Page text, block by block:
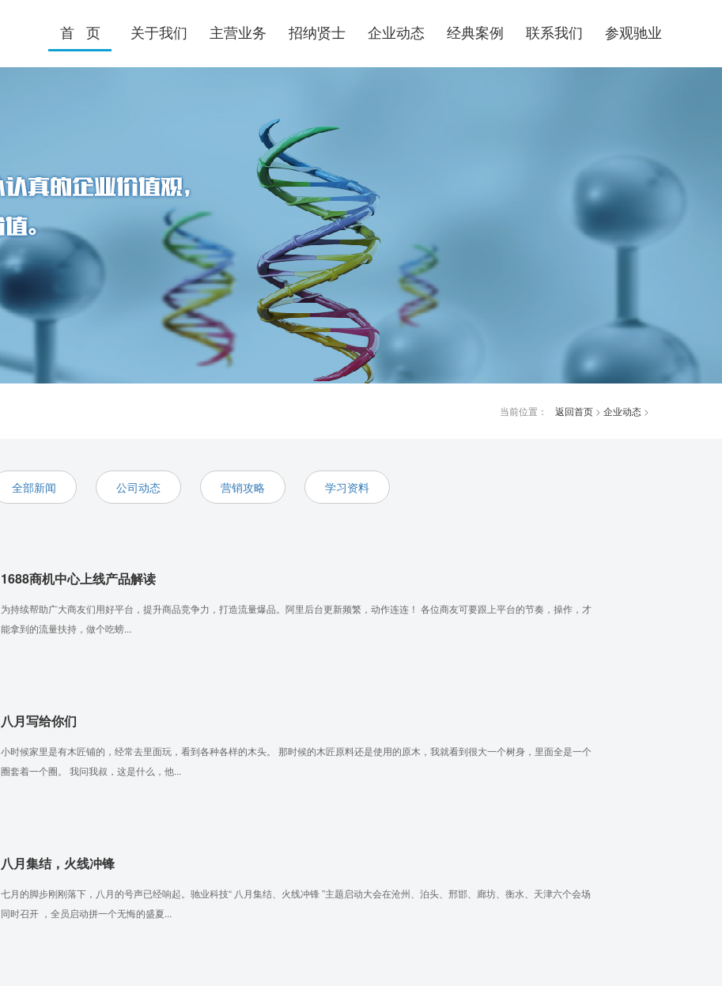
首 页 关于我们 主营业务 招纳贤士 企业动态 经典案例 联系我们 参观驰业
当前位置： 返回首页 > 企业动态 >
全部新闻 公司动态 营销攻略 学习资料
1688商机中心上线产品解读
为持续帮助广大商友们用好平台，提升商品竞争力，打造流量爆品。阿里后台更新频繁，动作连连！ 各位商友可要跟上平台的节奏，操作，才
能拿到的流量扶持，做个吃螃...
八月写给你们
小时候家里是有木匠铺的，经常去里面玩，看到各种各样的木头。 那时候的木匠原料还是使用的原木，我就看到很大一个树身，里面全是一个
圈套着一个圈。 我问我叔，这是什么，他...
八月集结，火线冲锋
七月的脚步刚刚落下，八月的号声已经响起。驰业科技“ 八月集结、火线冲锋 ”主题启动大会在沧州、泊头、邢邯、廊坊、衡水、天津六个会场
同时召开 ，全员启动拼一个无悔的盛夏...